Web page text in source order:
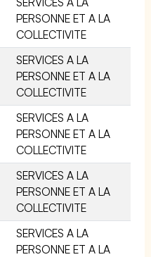
PERSONNE ET A LA
COLLECTIVITE
SERVICES A LA
PERSONNE ET A LA
COLLECTIVITE
SERVICES A LA
PERSONNE ET A LA
COLLECTIVITE
SERVICES A LA
PERSONNE ET A LA
COLLECTIVITE
SERVICES A LA
PERSONNE ET A LA